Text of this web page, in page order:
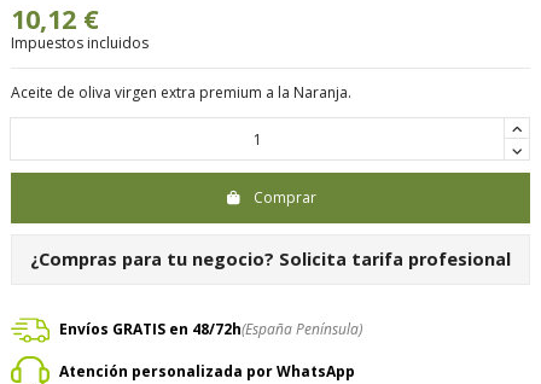
10,12 €
Impuestos incluidos
Aceite de oliva virgen extra premium a la Naranja.
Comprar
¿Compras para tu negocio? Solicita tarifa profesional
Envíos GRATIS en 48/72h(España Península)
Atención personalizada por WhatsApp